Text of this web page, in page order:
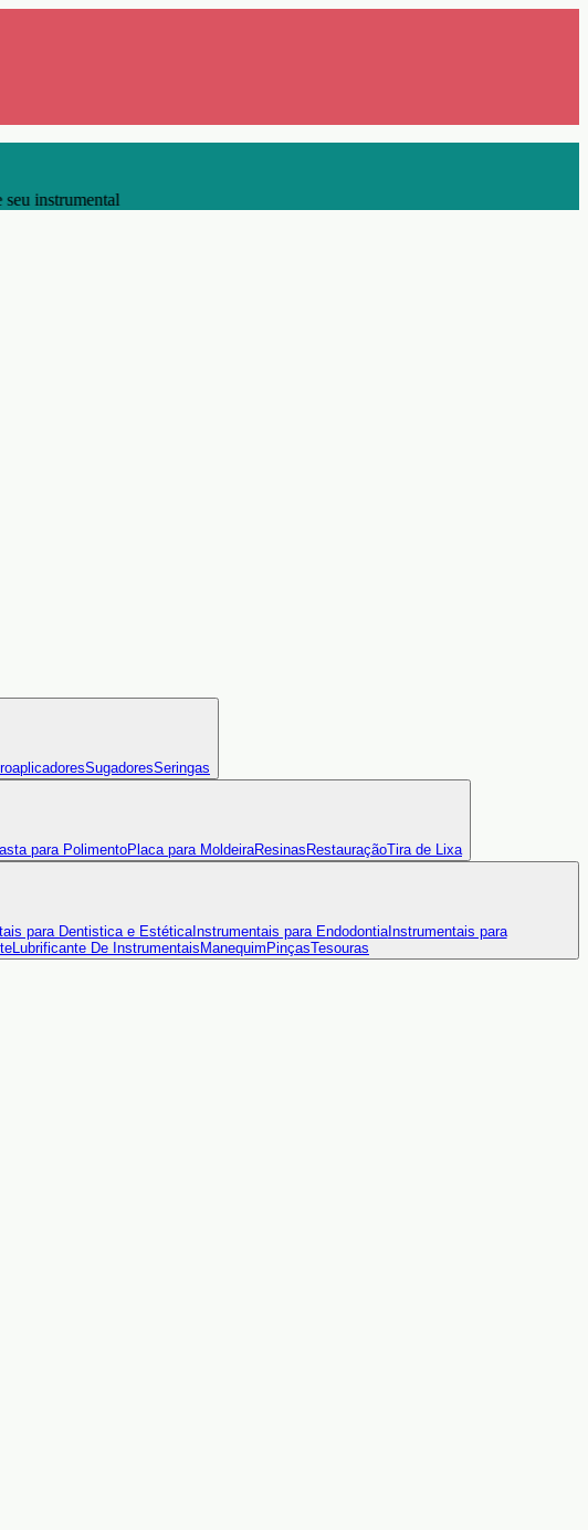
SugadoresSeringas
para PolimentoPlaca para MoldeiraResinas RestauraçãoTira de Lixa
para Dentistica e EstéticaInstrumentais para EndodontiaInstrumentais para
Lubrificante De Instrumentais Manequim PinçasTesouras